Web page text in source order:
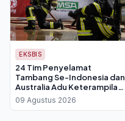
EKSBIS
24 Tim Penyelamat
Tambang Se-Indonesia dan
Australia Adu Keterampilan
di IMERC 2026, MSA
Indonesia Siap Perkuat
09 Agustus 2026